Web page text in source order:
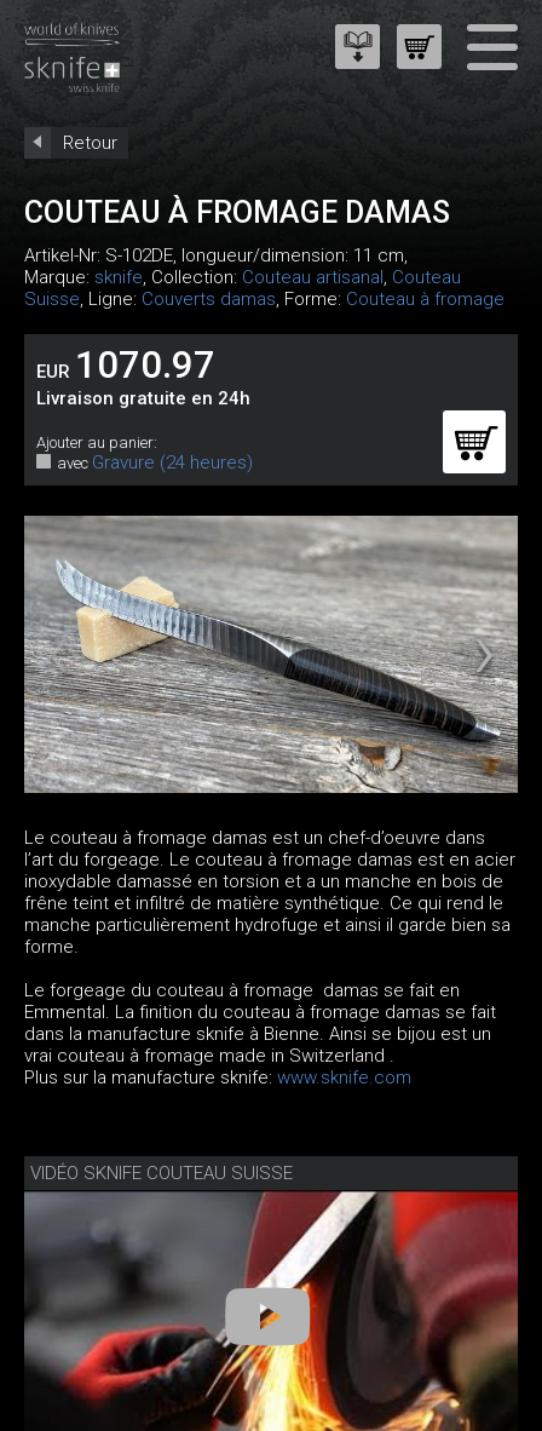
Retour
COUTEAU À FROMAGE DAMAS
Artikel-Nr: S-102DE, longueur/dimension: 11 cm,
Marque: sknife, Collection: Couteau artisanal, Couteau
Suisse, Ligne: Couverts damas, Forme: Couteau à fromage
EUR 1070.97
Livraison gratuite en 24h
Ajouter au panier:
avec Gravure (24 heures)
Le couteau à fromage damas est un chef-d’oeuvre dans
l’art du forgeage. Le couteau à fromage damas est en acier
inoxydable damassé en torsion et a un manche en bois de
frêne teint et infiltré de matière synthétique. Ce qui rend le
manche particulièrement hydrofuge et ainsi il garde bien sa
forme.
Le forgeage du couteau à fromage damas se fait en
Emmental. La finition du couteau à fromage damas se fait
dans la manufacture sknife à Bienne. Ainsi se bijou est un
vrai couteau à fromage made in Switzerland .
Plus sur la manufacture sknife: www.sknife.com
VIDÉO SKNIFE COUTEAU SUISSE